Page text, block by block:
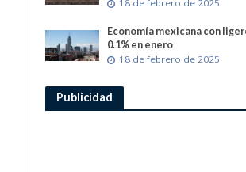
18 de febrero de 2025
Economía mexicana con
0.1% en enero
18 de febrero de 2025
Publicidad